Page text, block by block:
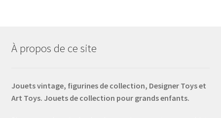
À propos de ce site
Jouets vintage, figurines de collection, Designer Toys et
Art Toys. Jouets de collection pour grands enfants.